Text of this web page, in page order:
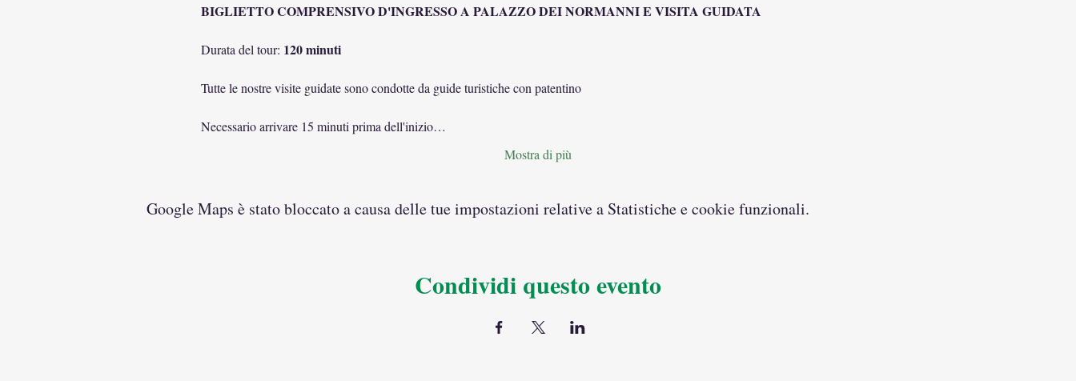
BIGLIETTO COMPRENSIVO D'INGRESSO A PALAZZO DEI NORMANNI E VISITA GUIDATA
Durata del tour: 120 minuti
Tutte le nostre visite guidate sono condotte da guide turistiche con patentino
Necessario arrivare 15 minuti prima dell'inizio…
Mostra di più
Google Maps è stato bloccato a causa delle tue impostazioni relative a Statistiche e cookie funzionali.
Condividi questo evento